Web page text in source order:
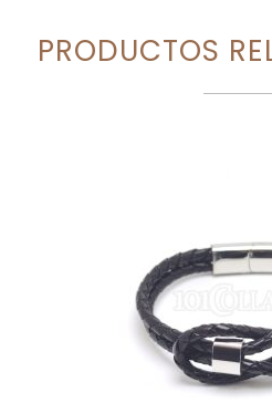
PRODUCTOS